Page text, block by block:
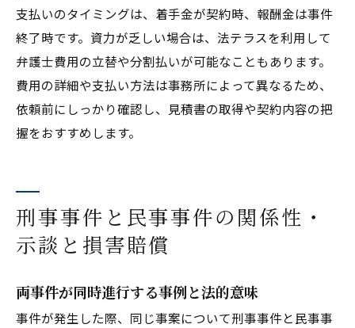
支払いのタイミングは、着手金が契約時、報酬金は事件
終了時です。資力が乏しい場合は、法テラスを利用して
弁護士費用の立替や分割払いが可能なこともあります。
費用の詳細や支払い方法は事務所によって異なるため、
依頼前にしっかり確認し、見積書の取得や契約内容の把
握をおすすめします。
刑事事件と民事事件の関係性・
示談と損害賠償
両事件が同時進行する事例と法的意味
事件が発生した際、同じ事案について刑事事件と民事事